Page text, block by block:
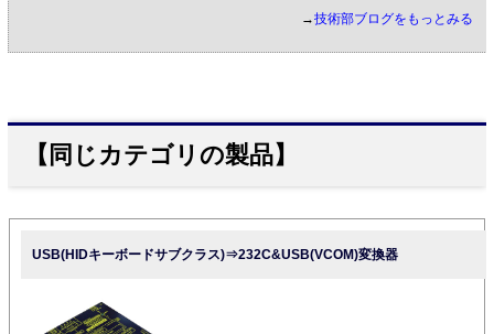
→技術部ブログをもっとみる
【同じカテゴリの製品】
USB(HIDキーボードサブクラス)⇒232C&USB(VCOM)変換器